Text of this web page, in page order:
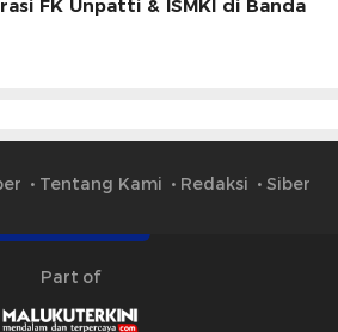
FK Unpatti & ISMKI di Banda
Tentang Kami Redaksi Siber
Part of